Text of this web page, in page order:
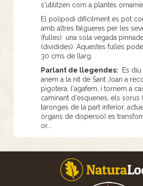
s'utilitzen com a plantes
El polipodi difícilment es pot
amb altres falgueres per les
(fulles) una sola vegada
(dividides). Aquestes fulles
30 cms de llarg.
Parlant de llegendes: Es diu
anem a la nit de Sant Joan a
pigotera, l'agafem, i tornem a
caminant d'esquenes, els sorus
taronges de la part inferior,
òrgans de dispersió) es
or...